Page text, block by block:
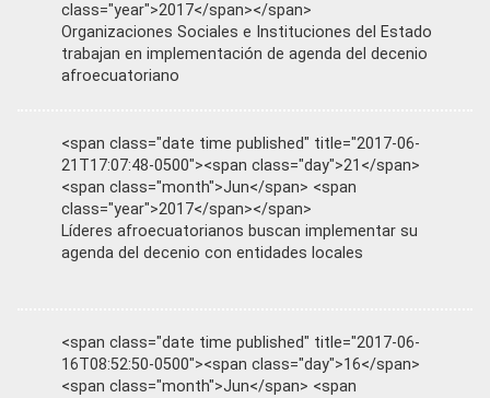
class="year">2017</span></span>
Organizaciones Sociales e Instituciones del Estado
trabajan en implementación de agenda del decenio
afroecuatoriano
<span class="date time published" title="2017-06-
21T17:07:48-0500"><span class="day">21</span>
<span class="month">Jun</span> <span
class="year">2017</span></span>
Líderes afroecuatorianos buscan implementar su
agenda del decenio con entidades locales
<span class="date time published" title="2017-06-
16T08:52:50-0500"><span class="day">16</span>
<span class="month">Jun</span> <span